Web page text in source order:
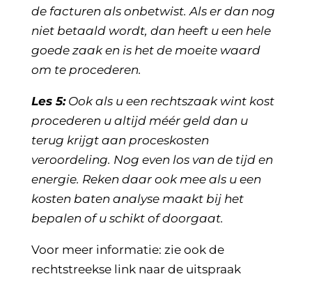
de facturen als onbetwist. Als er dan nog
niet betaald wordt, dan heeft u een hele
goede zaak en is het de moeite waard
om te procederen.
Les 5:Ook als u een rechtszaak wint kost
procederen u altijd méér geld dan u
terug krijgt aan proceskosten
veroordeling. Nog even los van de tijd en
energie. Reken daar ook mee als u een
kosten baten analyse maakt bij het
bepalen of u schikt of doorgaat.
Voor meer informatie: zie ook de
rechtstreekse link naar de uitspraak